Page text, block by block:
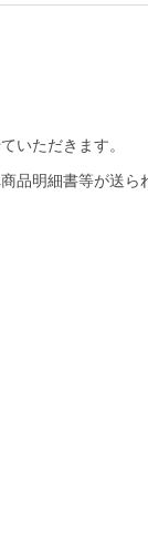
いただきます。
品明細書等が送ら